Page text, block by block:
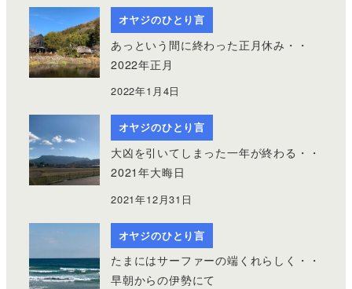
オヤジのひとり言
あっという間に終わった正月休み・・
2022年正月
2022年1月4日
オヤジのひとり言
大凶を引いてしまった一年が終わる・・
2021年大晦日
2021年12月31日
オヤジのひとり言
たまにはサーファーの端くれらしく・・
早朝からの伊勢にて